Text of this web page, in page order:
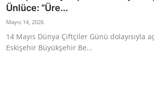
Ekonomi
Özel Haber
Ünlüce: “Üre...
Mayıs 14, 2026
14 Mayıs Dünya Çiftçiler Günü dolayısıyla
Eskişehir Büyükşehir Be...